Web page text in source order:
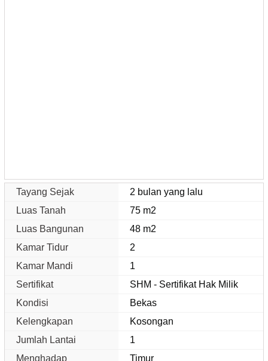
Tayang Sejak
2 bulan yang lalu
Luas Tanah
75 m2
Luas Bangunan
48 m2
Kamar Tidur
2
Kamar Mandi
1
Sertifikat
SHM - Sertifikat Hak Milik
Kondisi
Bekas
Kelengkapan
Kosongan
Jumlah Lantai
1
Menghadap
Timur